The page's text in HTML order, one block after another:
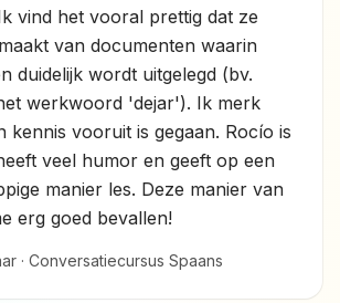
vind het vooral prettig dat ze
van documenten waarin
duidelijk wordt uitgelegd (bv.
werkwoord 'dejar'). Ik merk
kennis vooruit is gegaan. Rocío is
veel humor en geeft op een
manier les. Deze manier van
erg goed bevallen!
· Conversatiecursus Spaans